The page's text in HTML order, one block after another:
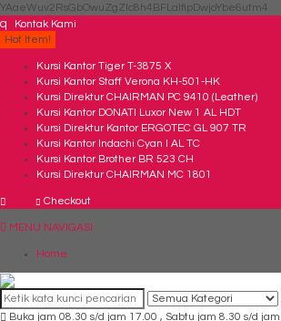
YAaeWuv2RsGbOwuZgZlc8h4BFLalfipDwjoYbe6ufm4
q
Kontak Kami
Hot Item!
Kursi Kantor Tiger T-3875 X
Kursi Kantor Staff Verona KH-501-HK
Kursi Direktur CHAIRMAN PC 9410 (Leather)
Kursi Kantor DONATI Luxor New 1 AL HDT
Kursi Direktur Kantor ERGOTEC GL 907 TR
Kursi Kantor Indachi Cyan I AL TC
Kursi Kantor Brother BR 523 CH
Kursi Direktur CHAIRMAN MC 1801
Checkout
MENU NAVIGASI
Home
Buka jam 08.30 s/d jam 17.00 , Sabtu jam 8.30 s/d